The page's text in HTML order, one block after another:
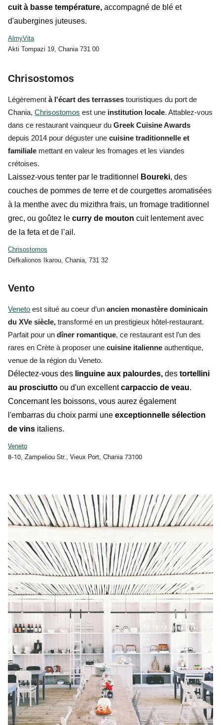
cuit à basse température, accompagné de blé et
d'aubergines juteuses.
AlmyVita
Akti Tompazi 19, Chania 731 00
Chrisostomos
Légèrement à l'écart des terrasses touristiques du port de
Chania, Chrisostomos est une institution locale. Attablez-vous
dans ce restaurant vainqueur du Greek Cuisine Awards
depuis 2014 pour déguster une cuisine traditionnelle et
familiale mettant en valeur les fromages et les viandes
crétoises.
Laissez-vous tenter par le traditionnel
Boureki, des
couches de pommes de terre et de courgettes aromatisées
à la menthe avec du mizithra frais, un fromage traditionnel
grec, ou goûtez le curry de mouton cuit lentement avec
de la feta et de l’ail.
Chrisostomos
Defkalionos Ikarou, Chania, 731 32
Vento
Veneto est situé au coeur d’un ancien monastère dominicain
du XVe siècle, transformé en un prestigieux hôtel-restaurant.
Parfait pour un dîner romantique, ce restaurant est l’un des
rares en Crète à proposer une cuisine italienne authentique,
venue de la région du Veneto.
Délectez-vous des linguine aux palourdes, des tortellini
au prosciutto ou d'un excellentcarpaccio de veau.
Concernant les boissons, vous aurez également
l'embarras du choix parmi une exceptionnelle sélection
de vins italiens.
Veneto
8-10, Zampeliou Str., Vieux Port, Chania 73100